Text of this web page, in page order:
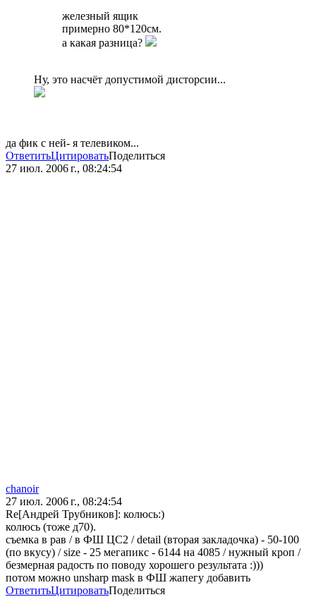
железный ящик
примерно 80*120см.
а какая разница?
Ну, это насчёт допустимой дисторсии...
да фик с ней- я телевиком...
ОтветитьЦитироватьПоделиться
27 июл. 2006 г., 08:24:54
chanoir
27 июл. 2006 г., 08:24:54
Re[Андрей Трубников]: колюсь:)
колюсь (тоже д70).
съемка в рав / в ФШ ЦС2 / detail (вторая закладочка) - 50-100
(по вкусу) / size - 25 мегапикс - 6144 на 4085 / нужный кроп /
безмерная радость по поводу хорошего результата :)))
потом можно unsharp mask в ФШ жапегу добавить
ОтветитьЦитироватьПоделиться